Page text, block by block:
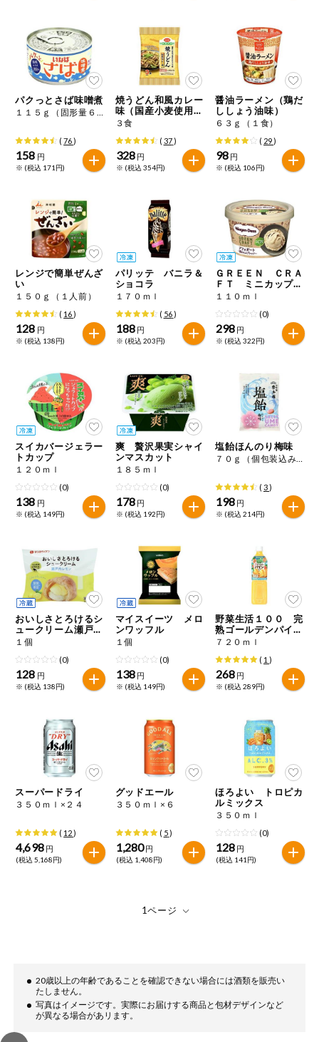
パルコープ・よどがわ生協のサービス
パルコープ・よどがわ生協の情報サイト
ご利用ガイド
アプリのダウンロード
PC版サイトを表示
テキスト注文サイトを表示
お問い合わせ
洗濯・バス・
トイレ用品
住居・生活用
品
コスメ＆ボデ
ィケア
衣料品
ペット
先着限定企画
スマート・ワ
ン注文
今週のお買い
得
コープ商品
今週の新登場
トク
複数注文でお
トク
ポイントがも
らえる！
お弁当用商品
ミールキット
組合員さんの
リクエスト
け
オーガニック
アレルゲン対
応
エシカル
アレルゲン情報は、商品企画時の情報のため、ご使用前には
必ず商品パッケージの表示をご確認ください。
特定原材料に準ずるものは、お取引先から情報提供のあった
範囲でのお知らせです。
パクっとさば味噌煮
１１５ｇ（固形量６５ｇ）
(76)
158 円
※ (税込 171円)
焼うどん和風カレー
味（国産小麦使用う
どん）
３食
( 37)
328 円
※ (税込 354円)
醤油ラーメン（鶏だ
ししょう油味）
６３ｇ（１食）
( 29)
98 円
※ (税込 106円)
レンジで簡単ぜんざ
い
１５０ｇ（１人前）
( 16)
128 円
※ (税込 138円)
パリッテ バニラ＆
ショコラ
１７０ｍｌ
( 56)
188 円
※ (税込 203円)
ＧＲＥＥＮ ＣＲＡ
ＦＴ ミニカップ
アフォガート 薫る
１１０ｍｌ
(0)
298 円
※ (税込 322円)
スイカバージェラー
トカップ
１２０ｍｌ
(0)
138 円
※ (税込 149円)
爽 贅沢果実シャイ
ンマスカット
１８５ｍｌ
(0)
178 円
※ (税込 192円)
塩飴ほんのり梅味
７０ｇ（個包装込み）
( 3)
198 円
※ (税込 214円)
おいしさとろけるシ
ュークリーム瀬戸内
レモン
１個
(0)
128 円
※ (税込 138円)
マイスイーツ メロ
ンワッフル
１個
(0)
138 円
※ (税込 149円)
野菜生活１００ 完
熟ゴールデンパイン
ミックス
７２０ｍｌ
( 1 )
268 円
※ (税込 289円)
スーパードライ
３５０ｍｌ×２４
( 12)
4,698 円
(税込 5,168円)
グッドエール
３５０ｍｌ×６
( 5)
1,280 円
(税込 1,408円)
ほろよい トロピカ
ルミックス
３５０ｍｌ
(0)
128 円
(税込 141円)
20歳以上の年齢であることを確認できない場合には酒類を販売い
たしません。
写真はイメージです。実際にお届けする商品と包材デザインなど
が異なる場合があリます。